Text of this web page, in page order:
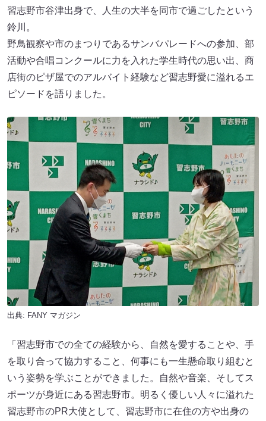
習志野市谷津出身で、人生の大半を同市で過ごしたという
鈴川。
野鳥観察や市のまつりであるサンバパレードへの参加、部
活動や合唱コンクールに力を入れた学生時代の思い出、商
店街のピザ屋でのアルバイト経験など習志野愛に溢れるエ
ピソードを語りました。
出典: FANY マガジン
「習志野市での全ての経験から、自然を愛することや、手
を取り合って協力すること、何事にも一生懸命取り組むと
いう姿勢を学ぶことができました。自然や音楽、そしてス
ポーツが身近にある習志野市。明るく優しい人々に溢れた
習志野市のPR大使として、習志野市に在住の方や出身の